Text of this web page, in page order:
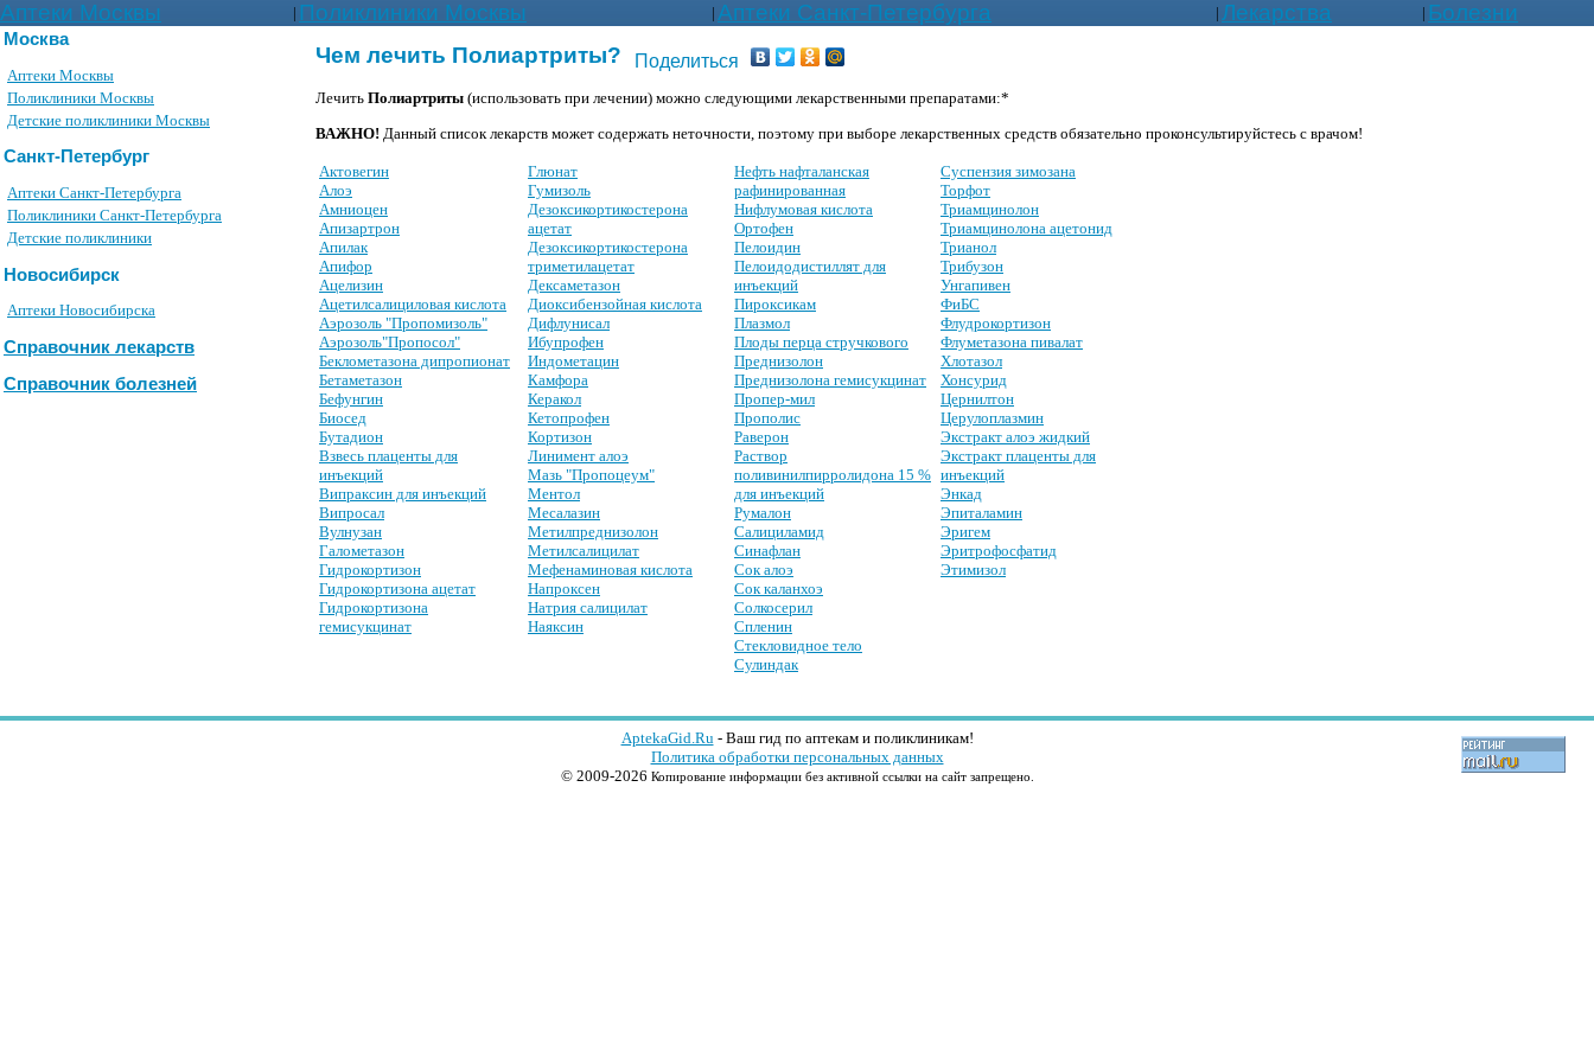
Аптеки Москвы | Поликлиники Москвы | Аптеки Санкт-Петербурга | Лекарства | Болезни
Москва
Аптеки Москвы
Поликлиники Москвы
Детские поликлиники Москвы
Санкт-Петербург
Аптеки Санкт-Петербурга
Поликлиники Санкт-Петербурга
Детские поликлиники
Новосибирск
Аптеки Новосибирска
Справочник лекарств
Справочник болезней
Чем лечить Полиартриты? Поделиться
Лечить Полиартриты (использовать при лечении) можно следующими лекарственными препаратами:*
ВАЖНО! Данный список лекарств может содержать неточности, поэтому при выборе лекарственных средств обязательно проконсультируйстесь с врачом!
Актовегин
Алоэ
Амниоцен
Апизартрон
Апилак
Апифор
Ацелизин
Ацетилсалициловая кислота
Аэрозоль "Пропомизоль"
Аэрозоль"Пропосол"
Беклометазона дипропионат
Бетаметазон
Бефунгин
Биосед
Бутадион
Взвесь плаценты для
инъекций
Випраксин для инъекций
Випросал
Вулнузан
Галометазон
Гидрокортизон
Гидрокортизона ацетат
Гидрокортизона
гемисукцинат
Глюнат
Гумизоль
Дезоксикортикостерона
ацетат
Дезоксикортикостерона
триметилацетат
Дексаметазон
Диоксибензойная кислота
Дифлунисал
Ибупрофен
Индометацин
Камфора
Керакол
Кетопрофен
Кортизон
Линимент алоэ
Мазь "Пропоцеум"
Ментол
Месалазин
Метилпреднизолон
Метилсалицилат
Мефенаминовая кислота
Напроксен
Натрия салицилат
Наяксин
Нефть нафталанская
рафинированная
Нифлумовая кислота
Ортофен
Пелоидин
Пелоидодистиллят для
инъекций
Пироксикам
Плазмол
Плоды перца стручкового
Преднизолон
Преднизолона гемисукцинат
Пропер-мил
Прополис
Раверон
Раствор
поливинилпирролидона 15 %
для инъекций
Румалон
Салициламид
Синафлан
Сок алоэ
Сок каланхоэ
Солкосерил
Спленин
Стекловидное тело
Сулиндак
Суспензия зимозана
Торфот
Триамцинолон
Триамцинолона ацетонид
Трианол
Трибузон
Унгапивен
ФиБС
Флудрокортизон
Флуметазона пивалат
Хлотазол
Хонсурид
Цернилтон
Церулоплазмин
Экстракт алоэ жидкий
Экстракт плаценты для
инъекций
Энкад
Эпиталамин
Эригем
Эритрофосфатид
Этимизол
AptekaGid.Ru- Ваш гид по аптекам и поликлиникам!
Политика обработки персональных данных
© 2009-2026 Копирование информации без активной ссылки на сайт запрещено.